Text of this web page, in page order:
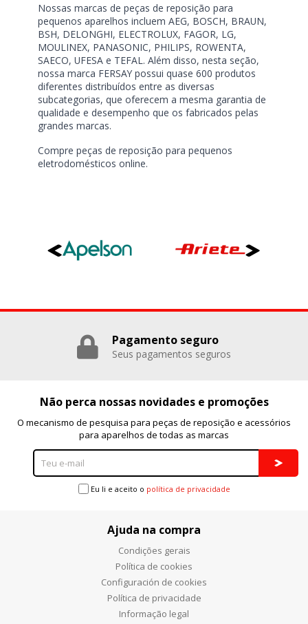
Nossas marcas de peças de reposição para
pequenos aparelhos incluem AEG, BOSCH, BRAUN,
BSH, DELONGHI, ELECTROLUX, FAGOR, LG,
MOULINEX, PANASONIC, PHILIPS, ROWENTA,
SAECO, UFESA e TEFAL. Além disso, nesta seção,
nossa marca FERSAY possui quase 600 produtos
diferentes distribuídos entre as diversas
subcategorias, que oferecem a mesma garantia de
qualidade e desempenho que os fabricados pelas
grandes marcas.
Compre peças de reposição para pequenos
eletrodomésticos online.
Pagamento seguro
Seus pagamentos seguros
Não perca nossas novidades e promoções
O mecanismo de pesquisa para peças de reposição e acessórios
para aparelhos de todas as marcas
Eu li e aceito o política de privacidade
Ajuda na compra
Condições gerais
Política de cookies
Configuración de cookies
Política de privacidade
Informação legal